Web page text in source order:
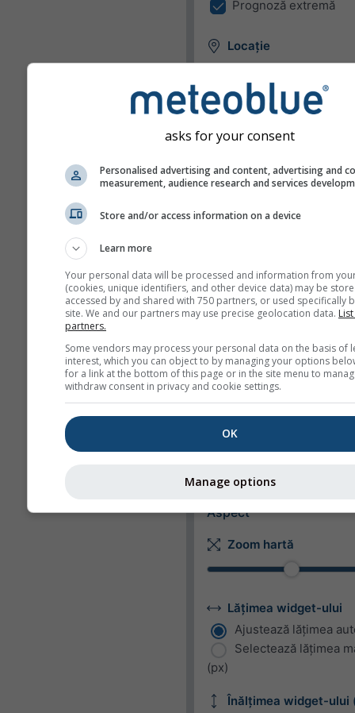
Prognoză extremă
Locație
Widget-ul poate afișa
o locație predefinită sau
încerca să detecteze locația
Folosește locația
Detectează locația
utilizatorului
C
F
Metric
Imperial
m/s
Aspect
Zoom hartă
Lățimea widget-ului
Ajustează lățimea
Selectează lățimea
(px)
Înălțimea widget-ului
asks for your consent
Personalised advertising and content, advertising and
measurement, audience research and services
Store and/or access information on a device
Learn more
Your personal data will be processed and information from
(cookies, unique identifiers, and other device data) may be
accessed by and shared with 750 partners, or used specifically
site. We and our partners may use precise geolocation data.
partners.
Some vendors may process your personal data on the basis of
interest, which you can object to by managing your options
for a link at the bottom of this page or in the site menu to
withdraw consent in privacy and cookie settings.
OK
Manage options